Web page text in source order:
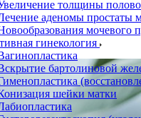
толщины
аденомы простаты
мочевого
гинекология
бартолиновой
шейки матки